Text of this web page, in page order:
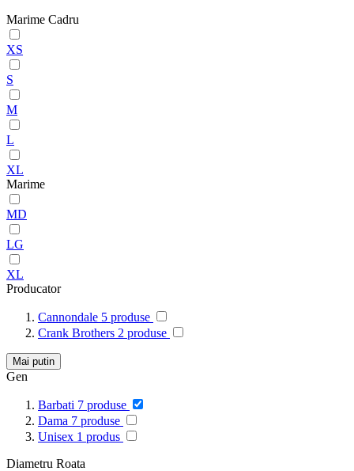
Marime Cadru
XS
S
M
L
XL
Marime
MD
LG
XL
Producator
Cannondale 5 produse
Crank Brothers 2 produse
Mai putin
Gen
Barbati 7 produse
Dama 7 produse
Unisex 1 produs
Diametru Roata